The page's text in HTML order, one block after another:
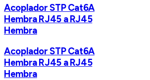
Acoplador STP Cat6A
Hembra RJ45 a RJ45
Hembra
Acoplador STP Cat6A
Hembra RJ45 a RJ45
Hembra